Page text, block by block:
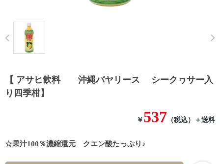
Prev
【 アサヒ飲料 沖縄バヤリース シークヮサー入
り四季柑】
☆果汁100％濃縮還元 クエン酸たっぷり♪
￥ 537 （税込） ＋送料